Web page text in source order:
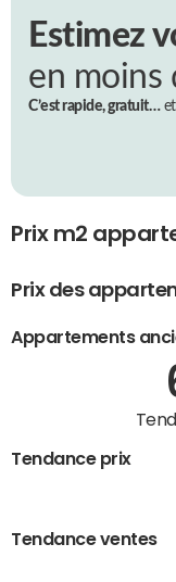
Estimez
en moins
C’est rapide, gratuit…et
Prix m2
Prix des
Appartements
Tendance prix
Tendance ventes